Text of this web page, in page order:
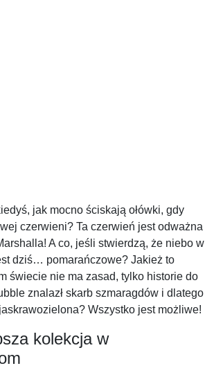
jak mocno ściskają ołówki, gdy
czerwieni? Ta czerwień jest odważna
A co, jeśli stwierdzą, że niebo w
dziś… pomarańczowe? Jakież to
świecie nie ma zasad, tylko historie do
znalazł skarb szmaragdów i dlatego
Wszystko jest możliwe!
kolekcja w